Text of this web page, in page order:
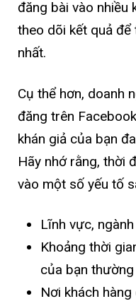
đăng bài vào nhiều
theo dõi kết quả
nhất.
Cụ thể hơn, doanh
đăng trên
khán giả của bạn
Hãy nhớ rằng, thời
vào một số yếu tố
Lĩnh vực,
Khoảng thời
của bạn
Nơi khách